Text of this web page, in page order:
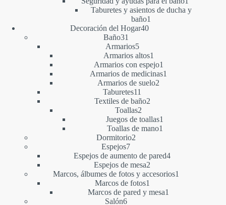
producto
Taburetes y asientos de ducha y
baño1
Decoración del Hogar4040
Baño31
productos
Armarios55
productos
Armarios altos1
producto
Armarios con espejo1
producto
Armarios de medicinas1
Armarios de suelo2
Taburetes11
productos
Textiles de baño22
Toallas2
productos
Juegos de toallas1
Toallas de mano1
Dormitorio22
Espejos77
productos
Espejos de aumento de pared44
Espejos de mesa2
productos
Marcos, álbumes de fotos y accesorios1
Marcos de fotos1
producto
Marcos de pared y mesa1
Salón66